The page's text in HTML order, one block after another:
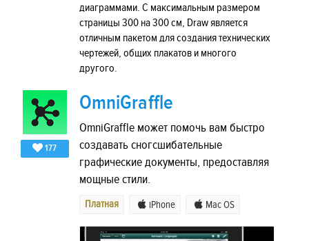
диаграммами. С максимальным размером
страницы 300 на 300 см, Draw является
отличным пакетом для создания технических
чертежей, общих плакатов и многого
другого.
177
OmniGraffle
OmniGraffle может помочь вам быстро
создавать сногсшибательные
графические документы, предоставляя
мощные стили.
Платная iPhone Mac OS